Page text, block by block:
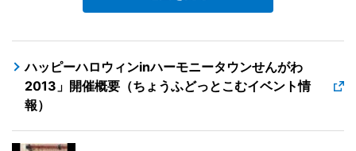
ハッピーハロウィンinハーモニータウンせんがわ
2013」開催概要（ちょうふどっとこむイベント情
報）